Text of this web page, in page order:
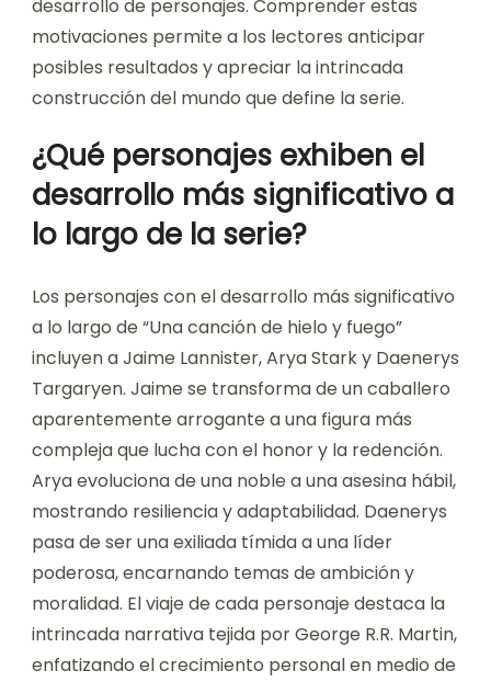
desarrollo de personajes. Comprender estas
motivaciones permite a los lectores anticipar
posibles resultados y apreciar la intrincada
construcción del mundo que define la serie.
¿Qué personajes exhiben el
desarrollo más significativo a
lo largo de la serie?
Los personajes con el desarrollo más significativo
a lo largo de “Una canción de hielo y fuego”
incluyen a Jaime Lannister, Arya Stark y Daenerys
Targaryen. Jaime se transforma de un caballero
aparentemente arrogante a una figura más
compleja que lucha con el honor y la redención.
Arya evoluciona de una noble a una asesina hábil,
mostrando resiliencia y adaptabilidad. Daenerys
pasa de ser una exiliada tímida a una líder
poderosa, encarnando temas de ambición y
moralidad. El viaje de cada personaje destaca la
intrincada narrativa tejida por George R.R. Martin,
enfatizando el crecimiento personal en medio de